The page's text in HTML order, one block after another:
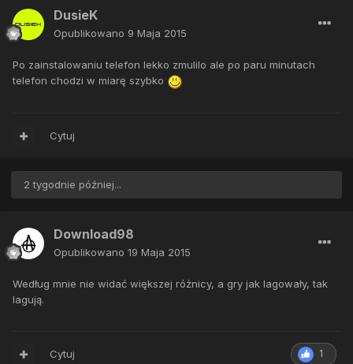
DusieK
Opublikowano 9 Maja 2015
Po zainstalowaniu telefon lekko zmulilo ale po paru minutach
telefon chodzi w miarę szybko
Cytuj
2 tygodnie później...
Download98
Opublikowano 19 Maja 2015
Według mnie nie widać większej różnicy, a gry jak lagowały, tak
lagują.
1
Cytuj